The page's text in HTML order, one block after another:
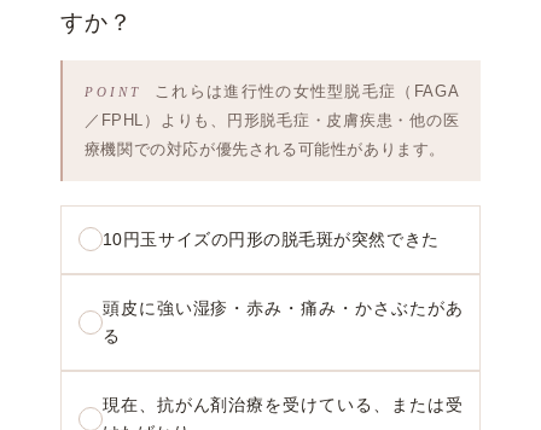
すか？
これらは進行性の女性型脱毛症（FAGA
／FPHL）よりも、円形脱毛症・皮膚疾患・他の医
療機関での対応が優先される可能性があります。
10円玉サイズの円形の脱毛斑が突然できた
頭皮に強い湿疹・赤み・痛み・かさぶたがあ
る
現在、抗がん剤治療を受けている、または受